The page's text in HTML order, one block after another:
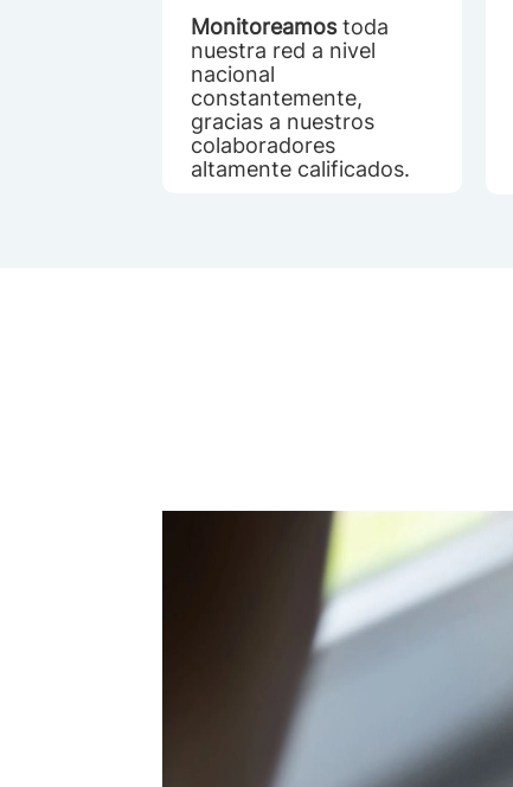
Monitoreamostoda
nuestra red a nivel
nacional
constantemente,
gracias a nuestros
colaboradores
altamente calificados.